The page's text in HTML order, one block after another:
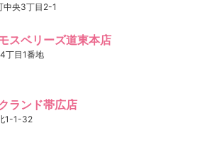
中央3丁目2-1
スベリーズ道東本店
丁目1番地
ランド帯広店
1-1-32